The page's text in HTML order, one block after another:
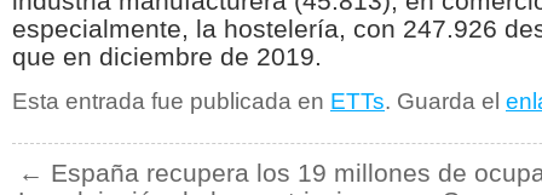
especialmente, la hostelería, con 247.926
que en diciembre de 2019.
Esta entrada fue publicada en ETTs. Guarda el
← España recupera los 19 millones de